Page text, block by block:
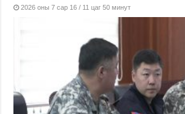
2026 оны 7 сар 16 / 11 цаг 50 минут